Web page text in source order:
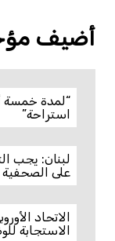
أضيف
استراحة”
لبنان: يجب
على الصحفية
الاتحاد
الاستجابة